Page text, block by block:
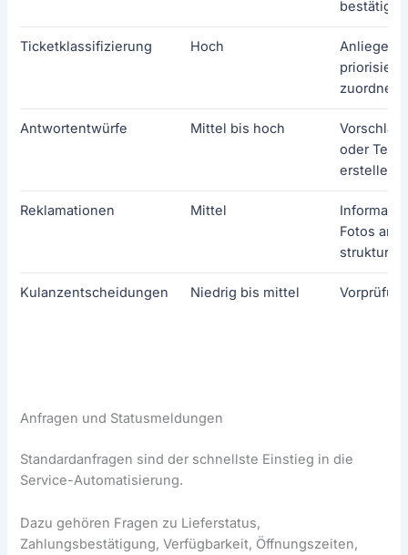
bestätigen
Ticketklassifizierung Hoch
Anliegen
zuordnen
Antwortentwürfe Mittel bis hoch
oder
erstellen
Reklamationen Mittel
Fotos
Kulanzentscheidungen Niedrig bis mittel
Anfragen und Statusmeldungen
Standardanfragen sind der schnellste Einstieg in die
Service-Automatisierung.
Dazu gehören Fragen zu Lieferstatus,
Zahlungsbestätigung, Verfügbarkeit, Öffnungszeiten,